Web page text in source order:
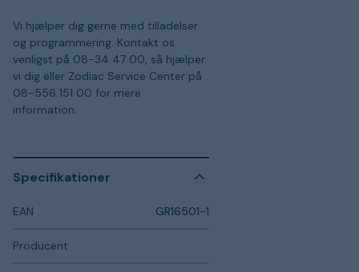
Vi hjælper dig gerne med tilladelser
og programmering. Kontakt os
venligst på 08-34 47 00, så hjælper
vi dig eller Zodiac Service Center på
08-556 151 00 for mere
information.
Specifikationer
EAN GR16501-1
Producent